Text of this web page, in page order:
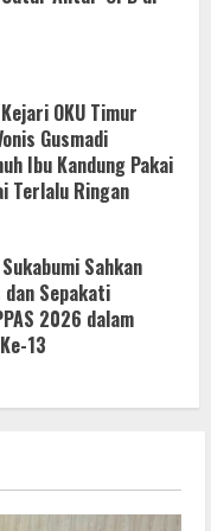
Ibu Kandung Pakai
Ringan
Sahkan
Sepakati
2026 dalam
13
Buol Pimpin
Pedoman MCSP
Fakta”